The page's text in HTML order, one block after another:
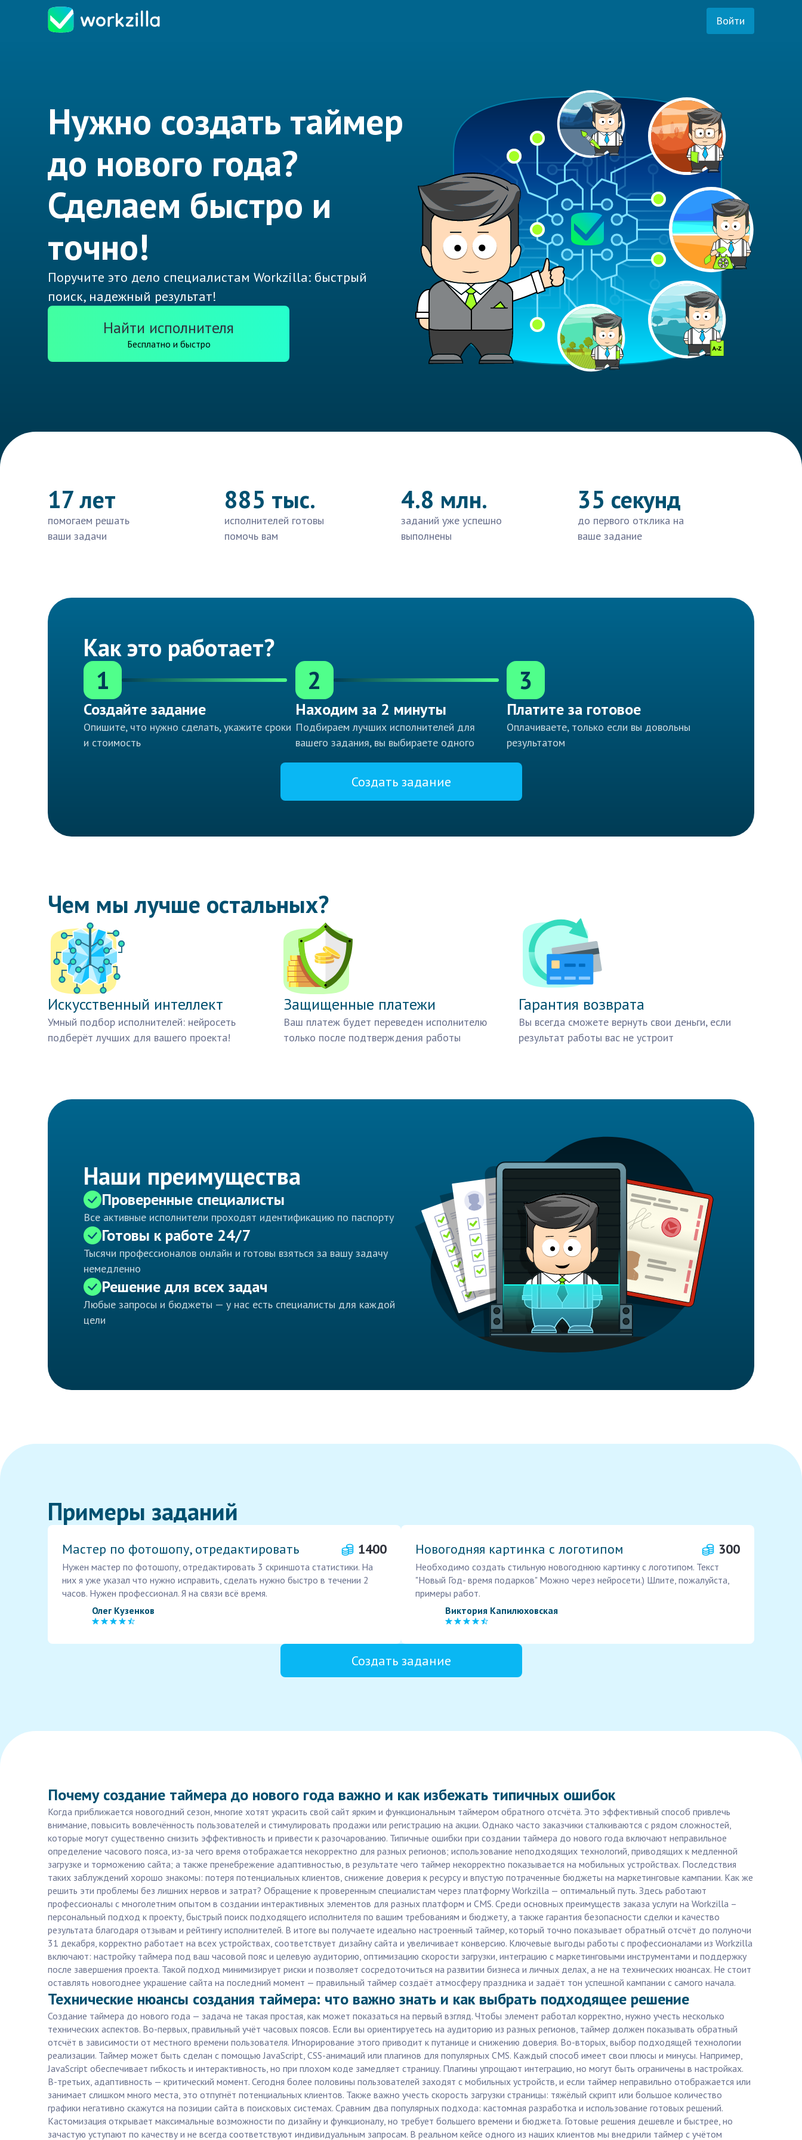
Войти
Нужно создать таймер
до нового года?
Сделаем быстро и
точно!
Поручите это дело специалистам Workzilla: быстрый
поиск, надежный результат!
Найти исполнителя
Бесплатно и быстро
17 лет
помогаем решать
ваши задачи
885 тыс.
исполнителей готовы
помочь вам
4.8 млн.
заданий уже успешно
выполнены
35 секунд
до первого отклика на
ваше задание
Как это работает?
1
Создайте задание
Опишите, что нужно сделать, укажите сроки
и стоимость
2
Находим за 2 минуты
Подбираем лучших исполнителей для
вашего задания, вы выбираете одного
3
Платите за готовое
Оплачиваете, только если вы довольны
результатом
Создать задание
Чем мы лучше остальных?
Искусственный интеллект
Умный подбор исполнителей: нейросеть
подберёт лучших для вашего проекта!
Защищенные платежи
Ваш платеж будет переведен исполнителю
только после подтверждения работы
Гарантия возврата
Вы всегда сможете вернуть свои деньги, если
результат работы вас не устроит
Наши преимущества
Проверенные специалисты
Все активные исполнители проходят идентификацию по паспорту
Готовы к работе 24/7
Тысячи профессионалов онлайн и готовы взяться за вашу задачу
немедленно
Решение для всех задач
Любые запросы и бюджеты — у нас есть специалисты для каждой
цели
Примеры заданий
Мастер по фотошопу, отредактировать 1400
Нужен мастер по фотошопу, отредактировать 3 скриншота статистики. На
них я уже указал что нужно исправить, сделать нужно быстро в течении 2
часов. Нужен профессионал. Я на связи всё время.
Олег Кузенков
Новогодняя картинка с логотипом 300
Необходимо создать стильную новогоднюю картинку с логотипом. Текст
"Новый Год- время подарков" Можно через нейросети.) Шлите, пожалуйста,
примеры работ.
Виктория Капилюховская
Создать задание
Почему создание таймера до нового года важно и как избежать типичных ошибок
Когда приближается новогодний сезон, многие хотят украсить свой сайт ярким и функциональным таймером обратного отсчёта. Это эффективный способ привлечь
внимание, повысить вовлечённость пользователей и стимулировать продажи или регистрацию на акции. Однако часто заказчики сталкиваются с рядом сложностей,
которые могут существенно снизить эффективность и привести к разочарованию. Типичные ошибки при создании таймера до нового года включают неправильное
определение часового пояса, из-за чего время отображается некорректно для разных регионов; использование неподходящих технологий, приводящих к медленной
загрузке и торможению сайта; а также пренебрежение адаптивностью, в результате чего таймер некорректно показывается на мобильных устройствах. Последствия
таких заблуждений хорошо знакомы: потеря потенциальных клиентов, снижение доверия к ресурсу и впустую потраченные бюджеты на маркетинговые кампании. Как же
решить эти проблемы без лишних нервов и затрат? Обращение к проверенным специалистам через платформу Workzilla — оптимальный путь. Здесь работают
профессионалы с многолетним опытом в создании интерактивных элементов для разных платформ и CMS. Среди основных преимуществ заказа услуги на Workzilla –
персональный подход к проекту, быстрый поиск подходящего исполнителя по вашим требованиям и бюджету, а также гарантия безопасности сделки и качество
результата благодаря отзывам и рейтингу исполнителей. В итоге вы получаете идеально настроенный таймер, который точно показывает обратный отсчёт до полуночи
31 декабря, корректно работает на всех устройствах, соответствует дизайну сайта и увеличивает конверсию. Ключевые выгоды работы с профессионалами из Workzilla
включают: настройку таймера под ваш часовой пояс и целевую аудиторию, оптимизацию скорости загрузки, интеграцию с маркетинговыми инструментами и поддержку
после завершения проекта. Такой подход минимизирует риски и позволяет сосредоточиться на развитии бизнеса и личных делах, а не на технических нюансах. Не стоит
оставлять новогоднее украшение сайта на последний момент — правильный таймер создаёт атмосферу праздника и задаёт тон успешной кампании с самого начала.
Технические нюансы создания таймера: что важно знать и как выбрать подходящее решение
Создание таймера до нового года — задача не такая простая, как может показаться на первый взгляд. Чтобы элемент работал корректно, нужно учесть несколько
технических аспектов. Во-первых, правильный учёт часовых поясов. Если вы ориентируетесь на аудиторию из разных регионов, таймер должен показывать обратный
отсчёт в зависимости от местного времени пользователя. Игнорирование этого приводит к путанице и снижению доверия. Во-вторых, выбор подходящей технологии
реализации. Таймер может быть сделан с помощью JavaScript, CSS-анимаций или плагинов для популярных CMS. Каждый способ имеет свои плюсы и минусы. Например,
JavaScript обеспечивает гибкость и интерактивность, но при плохом коде замедляет страницу. Плагины упрощают интеграцию, но могут быть ограничены в настройках.
В-третьих, адаптивность — критический момент. Сегодня более половины пользователей заходят с мобильных устройств, и если таймер неправильно отображается или
занимает слишком много места, это отпугнёт потенциальных клиентов. Также важно учесть скорость загрузки страницы: тяжёлый скрипт или большое количество
графики негативно скажутся на позиции сайта в поисковых системах. Сравним два популярных подхода: кастомная разработка и использование готовых решений.
Кастомизация открывает максимальные возможности по дизайну и функционалу, но требует большего времени и бюджета. Готовые решения дешевле и быстрее, но
зачастую уступают по качеству и не всегда соответствуют индивидуальным запросам. В реальном кейсе одного из наших клиентов мы внедрили таймер с учётом